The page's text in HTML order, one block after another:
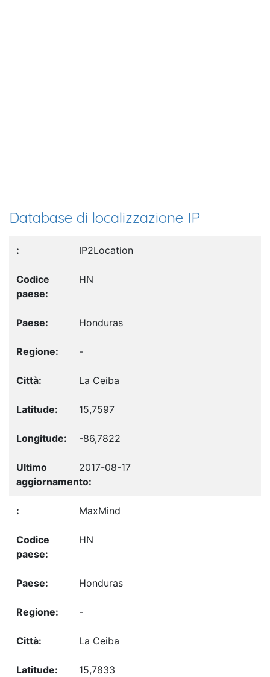
Database di localizzazione IP
IP2Location
HN
Honduras
-
La Ceiba
15,7597
-86,7822
2017-08-17
MaxMind
HN
Honduras
-
La Ceiba
15,7833